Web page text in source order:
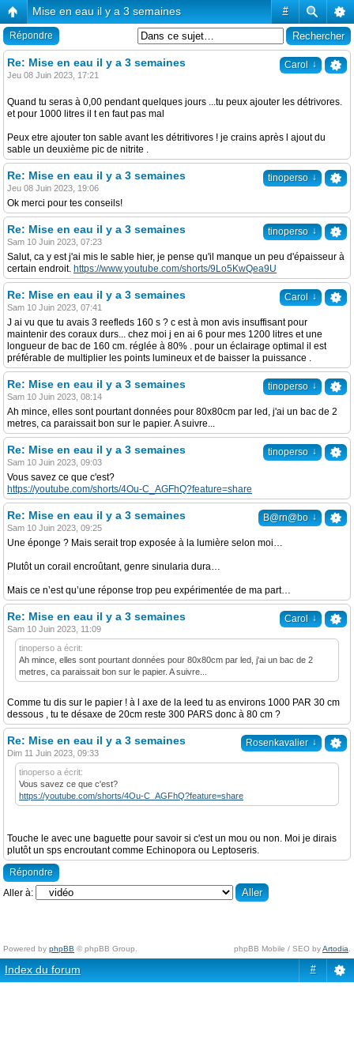
#
Mise en eau il y a 3 semaines
Répondre
Carol ↓
Re: Mise en eau il y a 3 semaines
Jeu 08 Juin 2023, 17:21
Quand tu seras à 0,00 pendant quelques jours ...tu peux ajouter les détrivores.
et pour 1000 litres il t en faut pas mal
Peux etre ajouter ton sable avant les détritivores ! je crains après l ajout du
sable un deuxième pic de nitrite .
tinoperso ↓
Re: Mise en eau il y a 3 semaines
Jeu 08 Juin 2023, 19:06
Ok merci pour tes conseils!
tinoperso ↓
Re: Mise en eau il y a 3 semaines
Sam 10 Juin 2023, 07:23
Salut, ca y est j'ai mis le sable hier, je pense qu'il manque un peu d'épaisseur à
certain endroit. https://www.youtube.com/shorts/9Lo5KwQea9U
Carol ↓
Re: Mise en eau il y a 3 semaines
Sam 10 Juin 2023, 07:41
J ai vu que tu avais 3 reefleds 160 s ? c est à mon avis insuffisant pour
maintenir des coraux durs... chez moi j en ai 6 pour mes 1200 litres et une
longueur de bac de 160 cm. réglée à 80% . pour un éclairage optimal il est
préférable de multiplier les points lumineux et de baisser la puissance .
tinoperso ↓
Re: Mise en eau il y a 3 semaines
Sam 10 Juin 2023, 08:14
Ah mince, elles sont pourtant données pour 80x80cm par led, j'ai un bac de 2
metres, ca paraissait bon sur le papier. A suivre...
tinoperso ↓
Re: Mise en eau il y a 3 semaines
Sam 10 Juin 2023, 09:03
Vous savez ce que c'est?
https://youtube.com/shorts/4Ou-C_AGFhQ?feature=share
B@rn@bo ↓
Re: Mise en eau il y a 3 semaines
Sam 10 Juin 2023, 09:25
Une éponge ? Mais serait trop exposée à la lumière selon moi…
Plutôt un corail encroûtant, genre sinularia dura…
Mais ce n’est qu’une réponse trop peu expérimentée de ma part…
Carol ↓
Re: Mise en eau il y a 3 semaines
Sam 10 Juin 2023, 11:09
tinoperso a écrit:
Ah mince, elles sont pourtant données pour 80x80cm par led, j'ai un bac de 2
metres, ca paraissait bon sur le papier. A suivre...
Comme tu dis sur le papier ! à l axe de la leed tu as environs 1000 PAR 30 cm
dessous , tu te désaxe de 20cm reste 300 PARS donc à 80 cm ?
Rosenkavalier ↓
Re: Mise en eau il y a 3 semaines
Dim 11 Juin 2023, 09:33
tinoperso a écrit:
Vous savez ce que c'est?
https://youtube.com/shorts/4Ou-C_AGFhQ?feature=share
Touche le avec une baguette pour savoir si c'est un mou ou non. Moi je dirais
plutôt un sps encroutant comme Echinopora ou Leptoseris.
Répondre
Aller à:
Powered by phpBB © phpBB Group. phpBB Mobile / SEO byArtodia
Index du forum #